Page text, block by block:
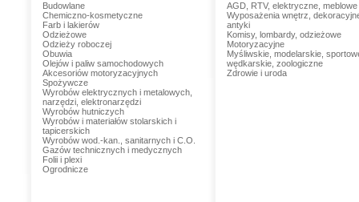
Budowlane
Chemiczno-kosmetyczne
Farb i lakierów
Odzieżowe
Odzieży roboczej
Obuwia
Olejów i paliw samochodowych
Akcesoriów motoryzacyjnych
Spożywcze
Wyrobów elektrycznych i metalowych,
narzędzi, elektronarzędzi
Wyrobów hutniczych
Wyrobów i materiałów stolarskich i
tapicerskich
Wyrobów wod.-kan., sanitarnych i C.O.
Gazów technicznych i medycznych
Folii i plexi
Ogrodnicze
AGD, RTV, elektryczne, meblowe
Wyposażenia wnętrz,
antyki
Komisy, lombardy, odzieżowe
Motoryzacyjne
Myśliwskie, modelarskie,
wędkarskie, zoologiczne
Zdrowie i uroda